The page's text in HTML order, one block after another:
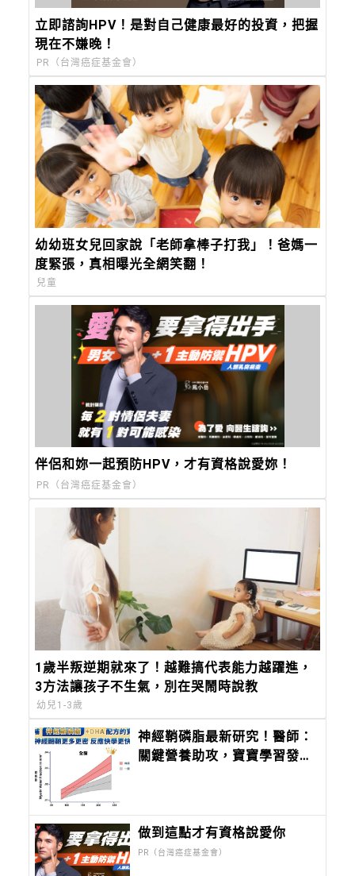
立即諮詢HPV！是對自己健康最好的投資，把握
現在不嫌晚！
PR（台灣癌症基金會）
幼幼班女兒回家說「老師拿棒子打我」！爸媽一
度緊張，真相曝光全網笑翻！
兒童
伴侶和妳一起預防HPV，才有資格說愛妳！
PR（台灣癌症基金會）
1歲半叛逆期就來了！越難搞代表能力越躍進，
3方法讓孩子不生氣，別在哭鬧時說教
幼兒1-3歲
神經鞘磷脂最新研究！醫師：
關鍵營養助攻，寶寶學習發展
做到這點才有資格說愛你
PR（台灣癌症基金會）